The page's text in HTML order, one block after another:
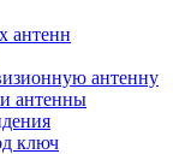
антенн
антенну
антенны
ключ